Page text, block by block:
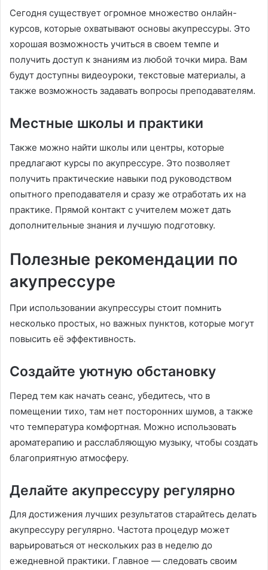
Сегодня существует огромное множество онлайн-
курсов, которые охватывают основы акупрессуры. Это
хорошая возможность учиться в своем темпе и
получить доступ к знаниям из любой точки мира. Вам
будут доступны видеоуроки, текстовые материалы, а
также возможность задавать вопросы преподавателям.
Местные школы и практики
Также можно найти школы или центры, которые
предлагают курсы по акупрессуре. Это позволяет
получить практические навыки под руководством
опытного преподавателя и сразу же отработать их на
практике. Прямой контакт с учителем может дать
дополнительные знания и лучшую подготовку.
Полезные рекомендации по
акупрессуре
При использовании акупрессуры стоит помнить
несколько простых, но важных пунктов, которые могут
повысить её эффективность.
Создайте уютную обстановку
Перед тем как начать сеанс, убедитесь, что в
помещении тихо, там нет посторонних шумов, а также
что температура комфортная. Можно использовать
ароматерапию и расслабляющую музыку, чтобы создать
благоприятную атмосферу.
Делайте акупрессуру регулярно
Для достижения лучших результатов старайтесь делать
акупрессуру регулярно. Частота процедур может
варьироваться от нескольких раз в неделю до
ежедневной практики. Главное — следовать своим